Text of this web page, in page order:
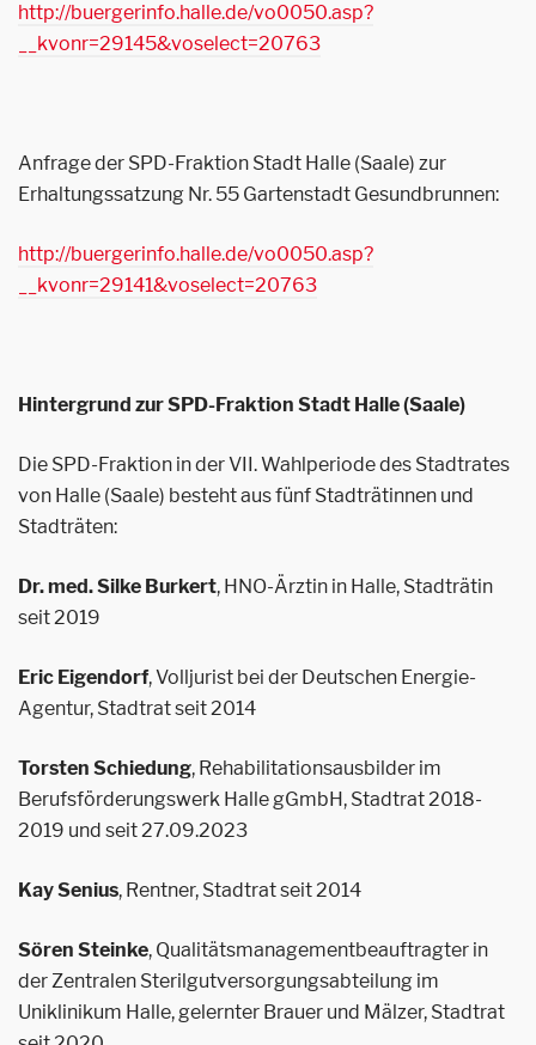
http://buergerinfo.halle.de/vo0050.asp?
__kvonr=29145&voselect=20763
Anfrage der SPD-Fraktion Stadt Halle (Saale) zur
Erhaltungssatzung Nr. 55 Gartenstadt Gesundbrunnen:
http://buergerinfo.halle.de/vo0050.asp?
__kvonr=29141&voselect=20763
Hintergrund zur SPD-Fraktion Stadt Halle (Saale)
Die SPD-Fraktion in der VII. Wahlperiode des Stadtrates
von Halle (Saale) besteht aus fünf Stadträtinnen und
Stadträten:
Dr. med. Silke Burkert, HNO-Ärztin in Halle, Stadträtin
seit 2019
Eric Eigendorf, Volljurist bei der Deutschen Energie-
Agentur, Stadtrat seit 2014
Torsten Schiedung, Rehabilitationsausbilder im
Berufsförderungswerk Halle gGmbH, Stadtrat 2018-
2019 und seit 27.09.2023
Kay Senius, Rentner, Stadtrat seit 2014
Sören Steinke, Qualitätsmanagementbeauftragter in
der Zentralen Sterilgutversorgungsabteilung im
Uniklinikum Halle, gelernter Brauer und Mälzer, Stadtrat